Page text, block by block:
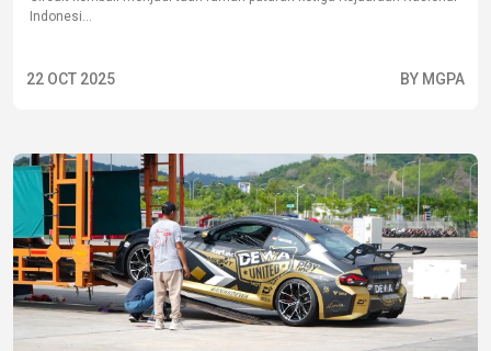
Indonesi...
22 OCT 2025 BY MGPA